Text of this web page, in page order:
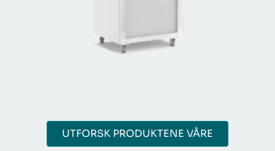
UTFORSK PRODUKTENE VÅRE